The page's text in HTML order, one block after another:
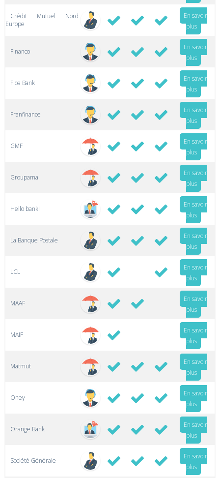
Crédit Mutuel Nord
Europe
En savoir
plus
Financo
En savoir
plus
Floa Bank
En savoir
plus
Franfinance
En savoir
plus
GMF
En savoir
plus
Groupama
En savoir
plus
Hello bank!
En savoir
plus
La Banque Postale
En savoir
plus
LCL
En savoir
plus
MAAF
En savoir
plus
MAIF
En savoir
plus
Matmut
En savoir
plus
Oney
En savoir
plus
Orange Bank
En savoir
plus
Société Générale
En savoir
plus